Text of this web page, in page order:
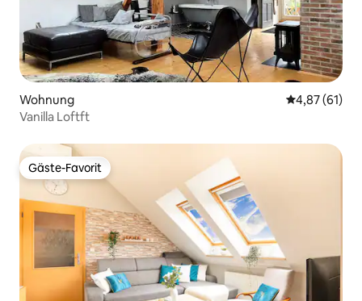
Wohnung
4,87 (61)
Vanilla Loftft
Gäste-Favorit
Gäste-Favorit